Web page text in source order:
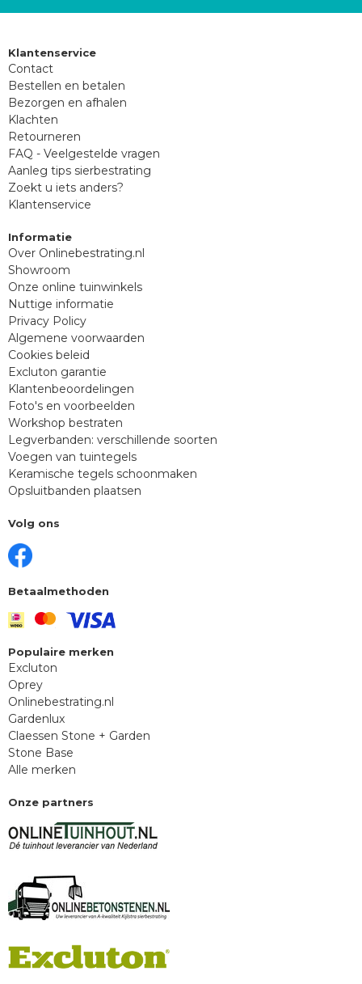
Klantenservice
Contact
Bestellen en betalen
Bezorgen en afhalen
Klachten
Retourneren
FAQ - Veelgestelde vragen
Aanleg tips sierbestrating
Zoekt u iets anders?
Klantenservice
Informatie
Over Onlinebestrating.nl
Showroom
Onze online tuinwinkels
Nuttige informatie
Privacy Policy
Algemene voorwaarden
Cookies beleid
Excluton garantie
Klantenbeoordelingen
Foto's en voorbeelden
Workshop bestraten
Legverbanden: verschillende soorten
Voegen van tuintegels
Keramische tegels schoonmaken
Opsluitbanden plaatsen
Volg ons
Betaalmethoden
Populaire merken
Excluton
Oprey
Onlinebestrating.nl
Gardenlux
Claessen Stone + Garden
Stone Base
Alle merken
Onze partners